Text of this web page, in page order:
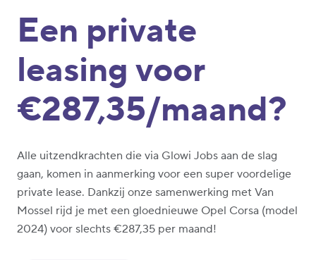
Een private
leasing voor
€287,35/maand?
Alle uitzendkrachten die via Glowi Jobs aan de slag
gaan, komen in aanmerking voor een super voordelige
private lease. Dankzij onze samenwerking met Van
Mossel rijd je met een gloednieuwe Opel Corsa (model
2024) voor slechts €287,35 per maand!